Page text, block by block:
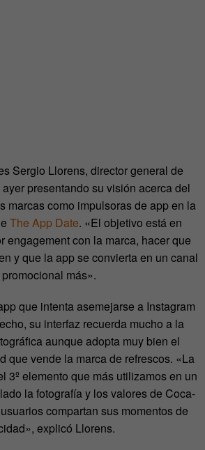
Sergio Llorens, director general de
presentando su visión acerca del
marcas como impulsoras de app en la
The App Date. «El objetivo está en
engagement con la marca, hacer que
y que la app se convierta en un canal
promocional más».
que intenta asemejarse a Instagram
su interfaz recuerda mucho a la
aunque adopta muy bien el
que vende la marca de refrescos. «La
3º elemento que más utilizamos en un
la fotografía y los valores de Coca-
compartan sus momentos de
explicó Llorens.